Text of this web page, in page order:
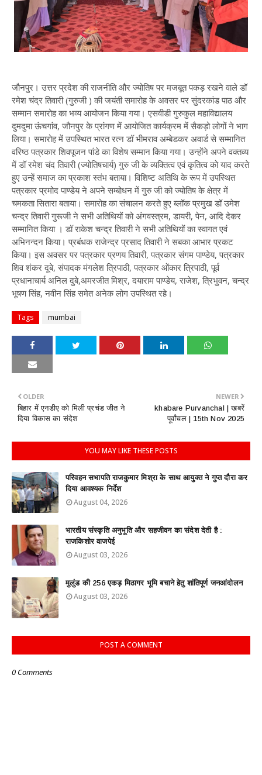
जौनपुर। उत्तर प्रदेश की राजनीति और ज्योतिष पर मजबूत पकड़ रखने वाले डॉ
रमेश चंद्र तिवारी (गुरुजी ) की जयंती समारोह के अवसर पर सुंदरकांड पाठ और
सम्मान समारोह का भव्य आयोजन किया गया। एसवीडी गुरुकुल महाविद्यालय
दुमदुमा ऊंचगांव, जौनपुर के प्रांगण में आयोजित कार्यक्रम में सैकड़ो लोगों ने भाग
लिया। समारोह में उपस्थित भारत रत्न डॉ भीमराव अम्बेडकर अवार्ड से सम्मानित
वरिष्ठ पत्रकार शिवपूजन पांडे का विशेष सम्मान किया गया। उन्होंने अपने वक्तव्य
में डॉ रमेश चंद तिवारी (ज्योतिषचार्य) गुरु जी के व्यक्तित्व एवं कृतित्व को याद करते
हुए उन्हें समाज का प्रकाश स्तंभ बताया। विशिष्ट अतिथि के रूप में उपस्थित
पत्रकार प्रमोद पाण्डेय ने अपने सम्बोधन में गुरु जी को ज्योतिष के क्षेत्र में
चमकता सितारा बताया। समारोह का संचालन करते हुए ब्लॉक प्रमुख डॉ उमेश
चन्द्र तिवारी गुरूजी ने सभी अतिथियों को अंगवस्त्रम, डायरी, पेन, आदि देकर
सम्मानित किया । डॉ राकेश चन्द्र तिवारी ने सभी अतिथियों का स्वागत एवं
अभिनन्दन किया। प्रबंधक राजेन्द्र प्रसाद तिवारी ने सबका आभार प्रकट
किया। इस अवसर पर पत्रकार प्रणय तिवारी, पत्रकार संगम पाण्डेय, पत्रकार
शिव शंकर दूबे, संपादक मंगलेश त्रिपाठी, पत्रकार ओंकार त्रिपाठी, पूर्व
प्रधानाचार्य अनिल दुबे,अमरजीत मिश्र, दयाराम पाण्डेय, राजेश, त्रिभुवन, चन्द्र
भूषण सिंह, नवीन सिंह समेत अनेक लोग उपस्थित रहे।
Tags mumbai
NEWER
khabare Purvanchal | खबरें
पूर्वांचल | 15th Nov 2025
OLDER
बिहार में एनडीए को मिली प्रचंड जीत ने
दिया विकास का संदेश
YOU MAY LIKE THESE POSTS
परिवहन सभापति राजकुमार मिश्रा के साथ आयुक्त ने गुप्त दौरा कर
दिया आवश्यक निर्देश
August 04, 2026
भारतीय संस्कृति अनुभूति और सहजीवन का संदेश देती है :
राजकिशोर वाजपेई
August 03, 2026
मुलुंड की 256 एकड़ मिठागर भूमि बचाने हेतु शांतिपूर्ण जनआंदोलन
August 03, 2026
POST A COMMENT
0 Comments